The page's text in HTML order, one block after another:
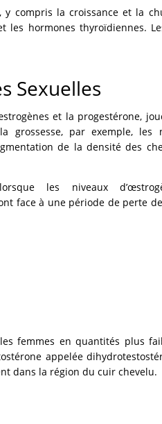
compris la croissance et la
les hormones thyroïdiennes.
Sexuelles
et la progestérone,
grossesse, par exemple, les
de la densité des
les niveaux
face à une période de perte
femmes en quantités plus
appelée
dans la région du cuir chevelu.